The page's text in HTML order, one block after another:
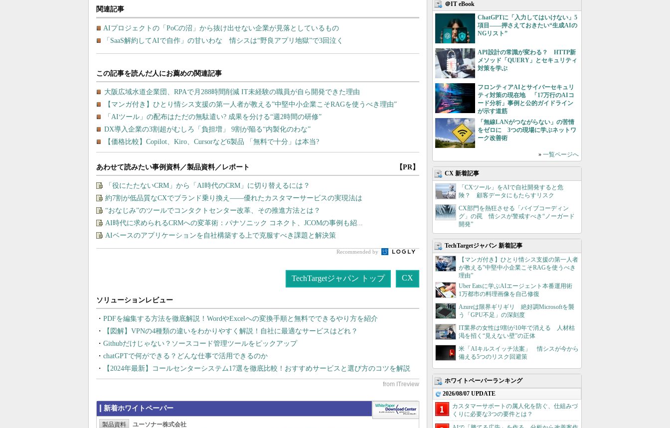
関連記事
AIプロジェクトの「PoCの沼」から抜け出せない企業が見落としているもの
「SaaS解約してAIで自作」の甘いわな 情シスは“野良アプリ地獄”で3回泣く
あわせて読みたい事例資料／製品資料／レポート 【PR】
「役にたたないCRM」から「AI時代のCRM」に切り替えるには？
約7割が低品質なCXでブランド乗り換え――優れたカスタマーサービスの実現法は
“おなじみ”のツールでコンタクトセンター改革、その推進方法とは？
AI時代に求められるCRMへの変革術：パナソニック コネクト、JCOMの事例も紹...
AIベースのアプリケーションを自社構築する上で克服すべき課題と解決策
Recommended by
TechTargetジャパン トップ CX
PDFを編集する方法を徹底解説！WordやExcelへの変換手順と無料でできるやり方を紹介
【図解】VPNの4種類の違いをわかりやすく解説！自社に最適なサービスはどれ？
Githubだけじゃない？ソースコード管理ツールをピックアップ
chatGPTで何ができる？どんな仕事で活用できるのか
【2024年最新】コールセンターシステム17選を徹底比較！おすすめサービスと選び方のコツを解説
新着ホワイトペーパー
製品資料 ユーソナー株式会社
＠IT eBook
ChatGPTに「入力してはいけない」5
項目――押さえておきたい“生成AIの
NGリスト”
API設計の常識が変わる？ HTTP新
メソッド「QUERY」とセキュリティ
対策を学ぶ
フロンティアAIとサイバーセキュリ
ティ対策の現在地 「17万行のAIコ
ード分析」事例と公的ガイドライン
が示す道筋
「無線LANがつながらない」の苦情
をゼロに 3つの現場に学ぶネットワ
ーク改善術
» 一覧ページへ
CX 新着記事
「CXツール」をAIで自社開発すると危
険？ 顧客データにもたらすリスク
CX部門を熱狂させる「バイブコーディン
グ」の罠 情シスが警戒すべき“ノーガード
開発”
TechTargetジャパン 新着記事
【マンガ付き】ひとり情シス支援の第一人者
が教える”中堅中小企業こそRAGを使うべき
理由”
Uber Eatsに学ぶAIエージェント本番運用術
1万都市の料理画像を自己修復
Azureは限界ギリギリ 絶好調Microsoftを襲
う「GPU不足」の深刻度
IT業界の女性は9割が10年で消える 人材枯
渇を招く“見えない壁”の正体
米「AIキルスイッチ法案」 情シスが今から
備える5つのリスク回避策
ホワイトペーパーランキング
2026/08/07 UPDATE
カスタマーサポートの属人化を防ぐ、仕組みづ
くりに必要な3つの要件とは？